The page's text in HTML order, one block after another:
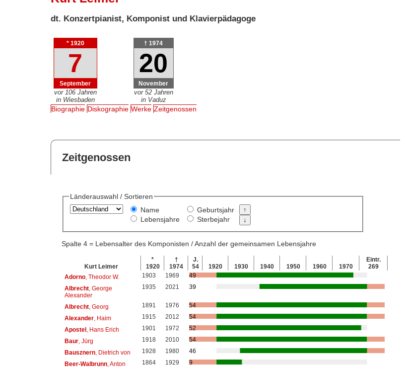
dt. Konzertpianist, Komponist und Klavierpädagoge
* 1920
7
September
vor 106 Jahren
in Wiesbaden
† 1974
20
November
vor 52 Jahren
in Vaduz
Biographie Diskographie Werke Zeitgenossen
Zeitgenossen
Länderauswahl / Sortieren
Name
Lebensjahre
Geburtsjahr
Sterbejahr
Spalte 4 = Lebensalter des Komponisten / Anzahl der gemeinsamen Lebensjahre
Kurt Leimer
*
1920
†
1974
J.
54
1920 1930 1940 1950 1960 1970
Eintr.
269
Adorno, Theodor W. 1903 1969
49
Albrecht, George
Alexander
1935 2021 39
Albrecht, Georg 1891 1976
54
Alexander, Haim 1915 2012
54
Apostel, Hans Erich 1901 1972
52
Baur, Jürg 1918 2010
54
Bausznern, Dietrich von 1928 1980
46
Beer-Walbrunn, Anton 1864 1929
9